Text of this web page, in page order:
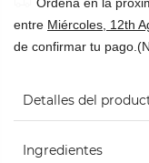
entre Miércoles, 12th
de confirmar tu
Detalles del
Ingredientes